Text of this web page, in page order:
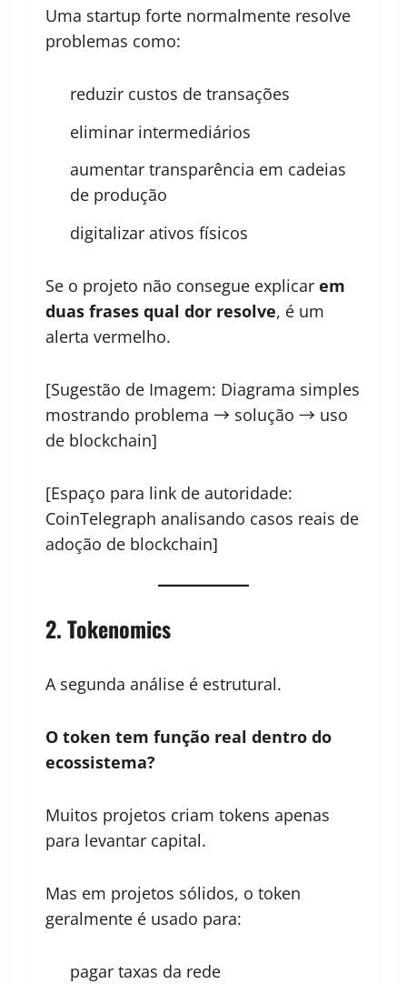
Uma startup forte normalmente resolve
problemas como:
reduzir custos de transações
eliminar intermediários
aumentar transparência em cadeias
de produção
digitalizar ativos físicos
Se o projeto não consegue explicar em
duas frases qual dor resolve, é um
alerta vermelho.
[Sugestão de Imagem: Diagrama simples
mostrando problema → solução → uso
de blockchain]
[Espaço para link de autoridade:
CoinTelegraph analisando casos reais de
adoção de blockchain]
2. Tokenomics
A segunda análise é estrutural.
O token tem função real dentro do
ecossistema?
Muitos projetos criam tokens apenas
para levantar capital.
Mas em projetos sólidos, o token
geralmente é usado para:
pagar taxas da rede